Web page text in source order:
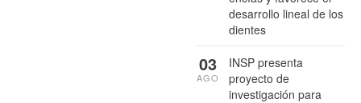
desarrollo lineal de los
dientes
INSP presenta
proyecto de
investigación para
03
AGO